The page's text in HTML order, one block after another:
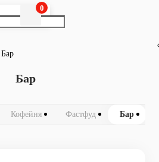
0
Бар
Бар
Кофейня Фастфуд Бар